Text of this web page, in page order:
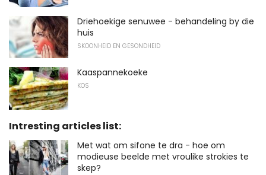
Driehoekige senuwee - behandeling by die
huis
SKOONHEID EN GESONDHEID
Kaaspannekoeke
KOS
Intresting articles list:
Met wat om sifone te dra - hoe om
modieuse beelde met vroulike strokies te
skep?